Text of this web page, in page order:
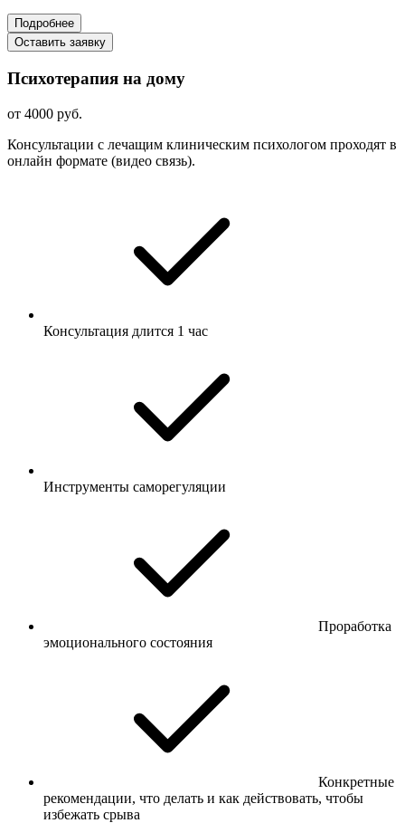
Подробнее
Оставить заявку
Психотерапия на дому
от 4000 руб.
Консультации с лечащим клиническим психологом проходят в
онлайн формате (видео связь).
Консультация длится 1 час
Инструменты саморегуляции
Проработка
эмоционального состояния
Конкретные
рекомендации, что делать и как действовать, чтобы
избежать срыва